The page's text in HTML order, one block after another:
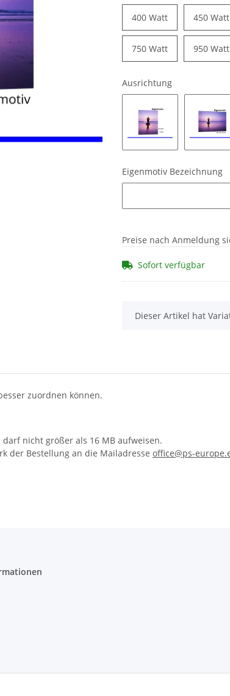
400 Watt 450 Watt
750 Watt 950 Watt
Ausrichtung
Eigenmotiv Bezeichnung
Preise nach Anmeldung
Sofort verfügbar
x
Dieser Artikel hat
zuordnen können.
nicht größer als 16 MB aufweisen.
der Bestellung an die Mailadresse office@ps-